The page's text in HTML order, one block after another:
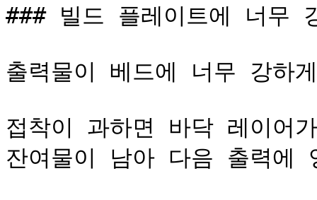
### 빌드 플레이트에 너무
출력물이 베드에 너무 강하
접착이 과하면 바닥 레이어
잔여물이 남아 다음 출력에